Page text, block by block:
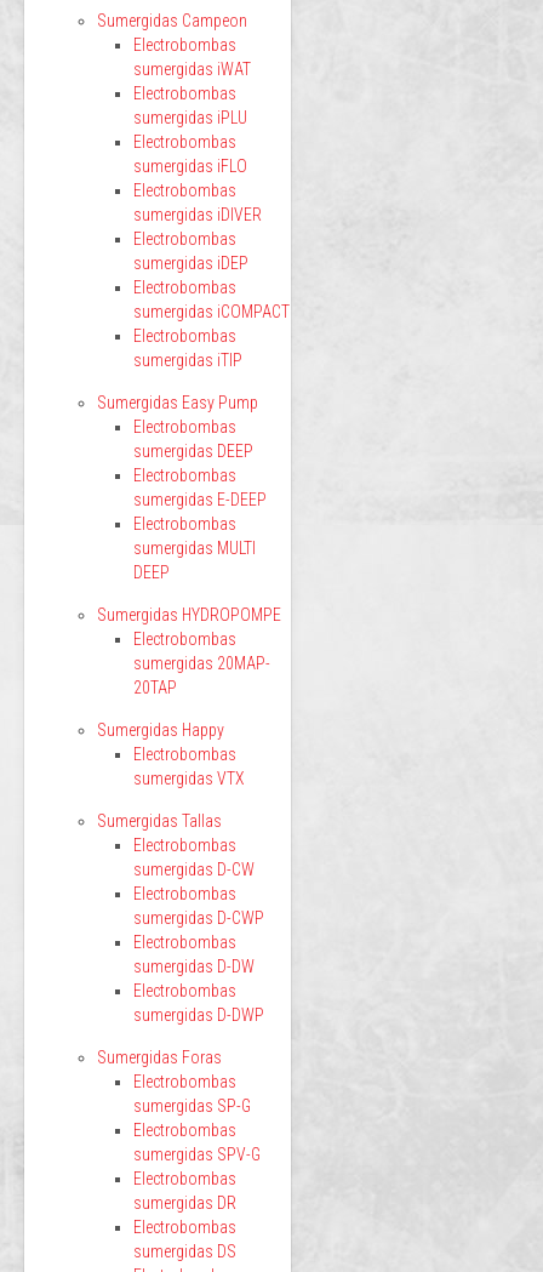
Sumergidas Campeon
Electrobombas
sumergidas iWAT
Electrobombas
sumergidas iPLU
Electrobombas
sumergidas iFLO
Electrobombas
sumergidas iDIVER
Electrobombas
sumergidas iDEP
Electrobombas
sumergidas iCOMPACT
Electrobombas
sumergidas iTIP
Sumergidas Easy Pump
Electrobombas
sumergidas DEEP
Electrobombas
sumergidas E-DEEP
Electrobombas
sumergidas MULTI
DEEP
Sumergidas HYDROPOMPE
Electrobombas
sumergidas 20MAP-
20TAP
Sumergidas Happy
Electrobombas
sumergidas VTX
Sumergidas Tallas
Electrobombas
sumergidas D-CW
Electrobombas
sumergidas D-CWP
Electrobombas
sumergidas D-DW
Electrobombas
sumergidas D-DWP
Sumergidas Foras
Electrobombas
sumergidas SP-G
Electrobombas
sumergidas SPV-G
Electrobombas
sumergidas DR
Electrobombas
sumergidas DS